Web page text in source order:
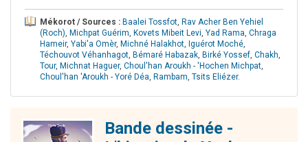
Mékorot / Sources : Baalei Tossfot, Rav Acher Ben Yehiel
(Roch), Michpat Guérim, Kovets Mibeit Levi, Yad Rama, Chraga
Hameir, Yabi'a Omèr, Michné Halakhot, Iguérot Moché,
Téchouvot Véhanhagot, Bémaré Habazak, Birké Yossef, Chakh,
Tour, Michnat Haguer, Choul'han Aroukh - 'Hochen Michpat,
Choul'han 'Aroukh - Yoré Déa, Rambam, Tsits Eliézer.
Bande dessinée -